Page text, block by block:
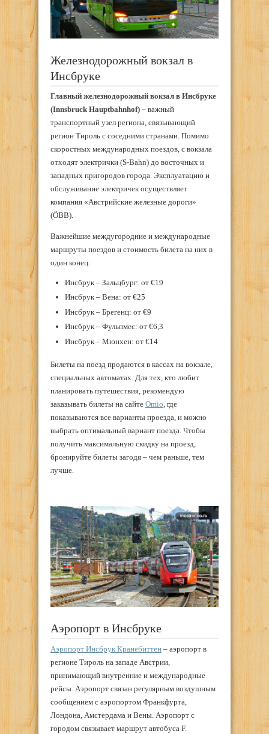
Железнодорожный вокзал в
Инсбруке
Главный железнодорожный вокзал в Инсбруке
(Innsbruck Hauptbahnhof) – важный
транспортный узел региона, связывающий
регион Тироль с соседними странами. Помимо
скоростных международных поездов, с вокзала
отходят электрички (S-Bahn) до восточных и
западных пригородов города. Эксплуатацию и
обслуживание электричек осуществляет
компания «Австрийские железные дороги»
(ÖBB).
Важнейшие междугородние и международные
маршруты поездов и стоимость билета на них в
один конец:
Инсбрук – Зальцбург: от €19
Инсбрук – Вена: от €25
Инсбрук – Брегенц: от €9
Инсбрук – Фульпмес: от €6,3
Инсбрук – Мюнхен: от €14
Билеты на поезд продаются в кассах на вокзале,
специальных автоматах. Для тех, кто любит
планировать путешествия, рекомендую
заказывать билеты на сайте Omio , где
показываются все варианты проезда, и можно
выбрать оптимальный вариант поезда. Чтобы
получить максимальную скидку на проезд,
бронируйте билеты загодя – чем раньше, тем
лучше.
Аэропорт в Инсбруке
Аэропорт Инсбрук Кранебиттен – аэропорт в
регионе Тироль на западе Австрии,
принимающий внутренние и международные
рейсы. Аэропорт связан регулярным воздушным
сообщением с аэропортом Франкфурта,
Лондона, Амстердама и Вены. Аэропорт с
городом связывает маршрут автобуса F.